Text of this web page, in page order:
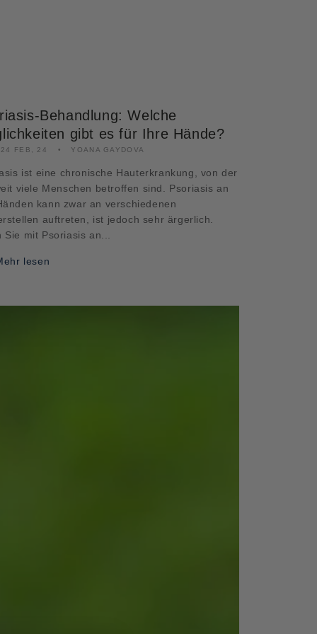
Behandlung: Welche
gibt es für Ihre Hände?
FEB, 24 YOANA GAYDOVA
ist eine chronische Hauterkrankung, von der
viele Menschen betroffen sind. Psoriasis an
kann zwar an verschiedenen
auftreten, ist jedoch sehr ärgerlich.
Sie mit Psoriasis an...
lesen